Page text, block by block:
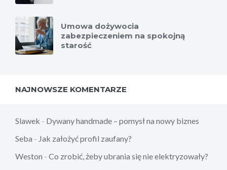
Umowa dożywocia
zabezpieczeniem na spokojną
starość
NAJNOWSZE KOMENTARZE
Slawek - Dywany handmade – pomysł na nowy biznes
Seba - Jak założyć profil zaufany?
Weston - Co zrobić, żeby ubrania się nie elektryzowały?